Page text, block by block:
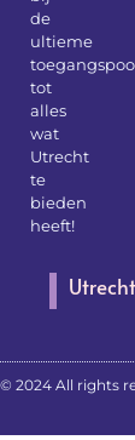
de
ultieme
tot
alles
wat
Utrecht
te
bieden
heeft!
© 2024 All rights